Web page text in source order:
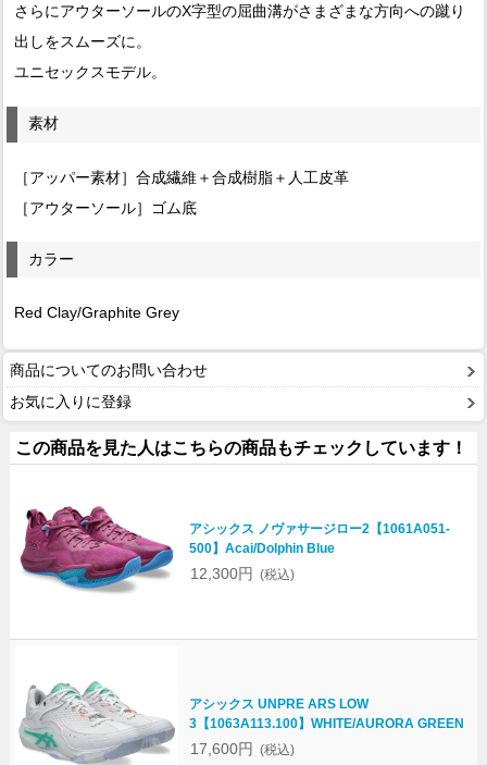
さらにアウターソールのX字型の屈曲溝がさまざまな方向への蹴り
出しをスムーズに。
ユニセックスモデル。
素材
［アッパー素材］合成繊維＋合成樹脂＋人工皮革
［アウターソール］ゴム底
カラー
Red Clay/Graphite Grey
商品についてのお問い合わせ
お気に入りに登録
この商品を見た人はこちらの商品もチェックしています！
アシックス ノヴァサージロー2【1061A051-
500】Acai/Dolphin Blue
12,300円 (税込)
アシックス UNPRE ARS LOW
3【1063A113.100】WHITE/AURORA GREEN
17,600円 (税込)